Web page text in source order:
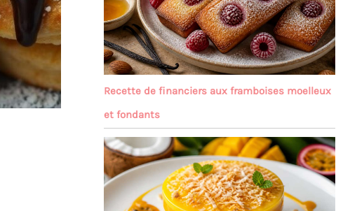
Recette de financiers aux framboises moelleux
et fondants